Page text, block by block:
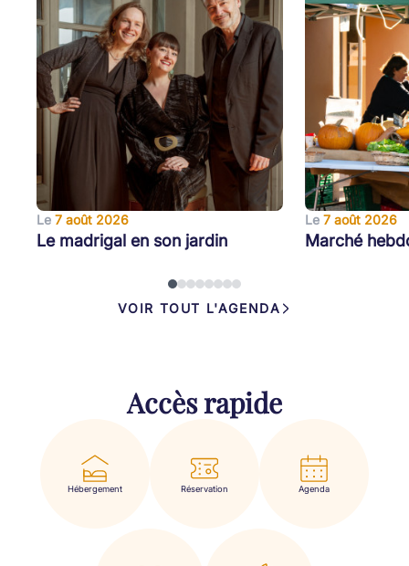
Le 7 août 2026
Le madrigal en son jardin
Le 7 août 2026
Marché
VOIR TOUT L'AGENDA
Accès rapide
Hébergement Réservation Agenda